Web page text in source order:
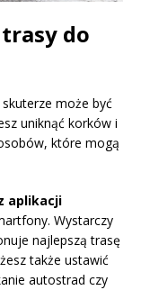
do
może być
uniknąć korków i
które mogą
aplikacji
Wystarczy
najlepszą trasę
także ustawić
autostrad czy